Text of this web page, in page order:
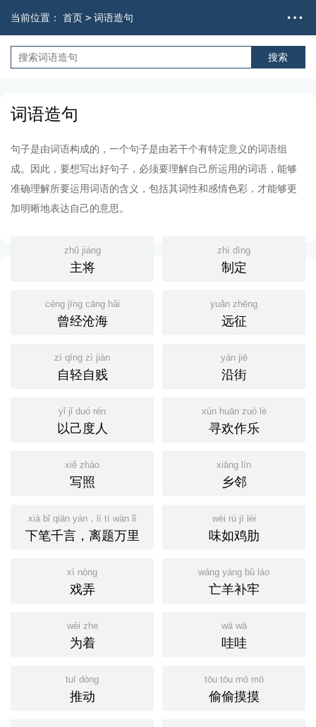
当前位置： 首页 > 词语造句
词语造句
句子是由词语构成的，一个句子是由若干个有特定意义的词语组
成。因此，要想写出好句子，必须要理解自己所运用的词语，能够
准确理解所要运用词语的含义，包括其词性和感情色彩，才能够更
加明晰地表达自己的意思。
zhǔ jiàng
主将
zhì dìng
制定
céng jīng cāng hǎi
曾经沧海
yuǎn zhēng
远征
zì qīng zì jiàn
自轻自贱
yán jiē
沿街
yǐ jǐ duó rén
以己度人
xún huān zuò lè
寻欢作乐
xiě zhào
写照
xiāng lín
乡邻
xià bǐ qiān yán，lí tí wàn lǐ
下笔千言，离题万里
wèi rú jī lèi
味如鸡肋
xì nòng
戏弄
wáng yáng bǔ láo
亡羊补牢
wèi zhe
为着
wā wā
哇哇
tuī dòng
推动
tōu tōu mō mō
偷偷摸摸